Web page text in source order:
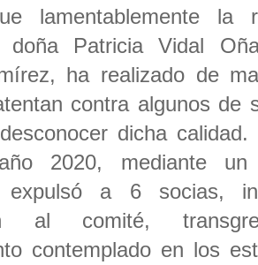
lamentablemente
doña Patricia Vidal
ha realizado de
contra algunos de
dicha
2020, mediante
expulsó a 6 socias,
al comité,
contemplado en los